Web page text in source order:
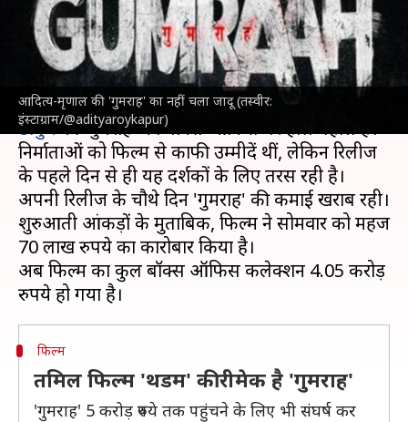
आदित्य-मृणाल की 'गुमराह' का नहीं चला जादू (तस्वीर:
इंस्टाग्राम/@adityaroykapur)
लेखन दीक्षा शर्मा Apr 11, 2023 10:11 am
क्या है खबर?
7 अप्रैल को रिलीज हुईआदित्य रॉय कपूर और
ठाकुरकी 'गुमराह' का बॉक्स ऑफिस पर हाल बेहाल है।
निर्माताओं को फिल्म से काफी उम्मीदें थीं, लेकिन रिलीज
के पहले दिन से ही यह दर्शकों के लिए तरस रही है।
अपनी रिलीज के चौथे दिन 'गुमराह' की कमाई खराब रही।
शुरुआती आंकड़ों के मुताबिक, फिल्म ने सोमवार को महज
70 लाख रुपये का कारोबार किया है।
अब फिल्म का कुल बॉक्स ऑफिस कलेक्शन 4.05 करोड़
फिल्म
तमिल फिल्म 'थडम' की रीमेक है 'गुमराह'
'गुमराह' 5 करोड़ रुपये तक पहुंचने के लिए भी संघर्ष कर